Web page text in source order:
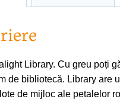
Library. Cu greu poți
de bibliotecă. Library are
de mijloc ale petalelor